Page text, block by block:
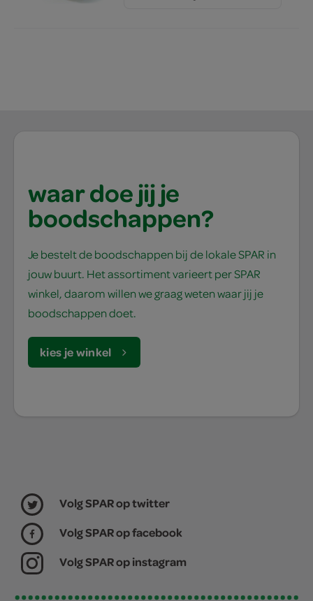
waar doe jij je
boodschappen?
Je bestelt de boodschappen bij de lokale SPAR in
jouw buurt. Het assortiment varieert per SPAR
winkel, daarom willen we graag weten waar jij je
boodschappen doet.
kies je winkel
Volg SPAR op twitter
Volg SPAR op facebook
Volg SPAR op instagram